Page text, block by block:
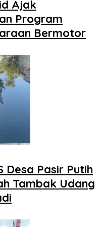
Ajak
Program
Bermotor
Desa Pasir Putih
Tambak Udang